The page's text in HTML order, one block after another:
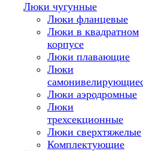
Люки чугунные
Люки фланцевые
Люки в квадратном
корпусе
Люки плавающие
Люки
Люки аэродромные
Люки
трехсекционные
Люки сверхтяжелые
Комплектующие